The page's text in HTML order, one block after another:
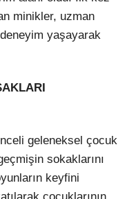
minikler, uzman
yaşayarak
geleneksel çocuk
sokaklarını
keyfini